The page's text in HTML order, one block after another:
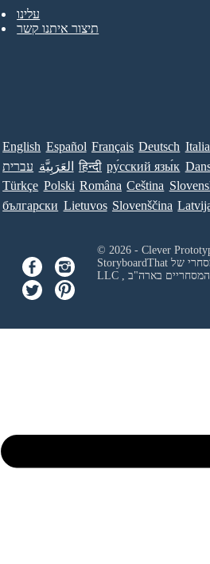
עלינו
תיצור איתנו קשר
English Español Français Deutsch
עברית العَرَبِيَّة हिन्दी ру́сский язы́к
Türkçe Polski Româna Ceština
български Lietuvos Slovenščina
LLC
המסחריים בארה"ב